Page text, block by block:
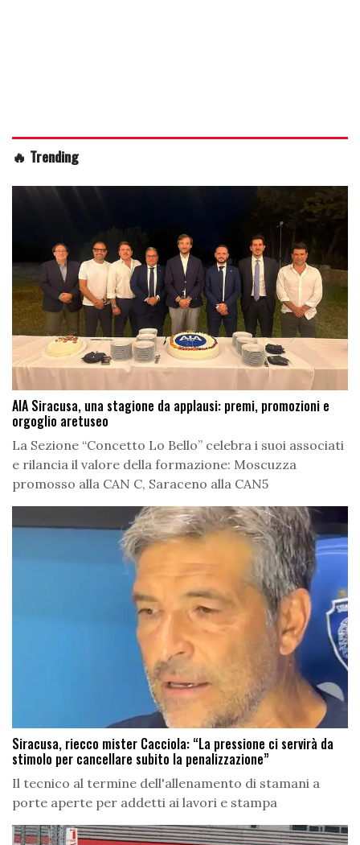
🔥 Trending
AIA Siracusa, una stagione da applausi: premi, promozioni e
orgoglio aretuseo
La Sezione “Concetto Lo Bello” celebra i suoi associati
e rilancia il valore della formazione: Moscuzza
promosso alla CAN C, Saraceno alla CAN5
Siracusa, riecco mister Cacciola: “La pressione ci servirà da
stimolo per cancellare subito la penalizzazione”
Il tecnico al termine dell'allenamento di stamani a
porte aperte per addetti ai lavori e stampa